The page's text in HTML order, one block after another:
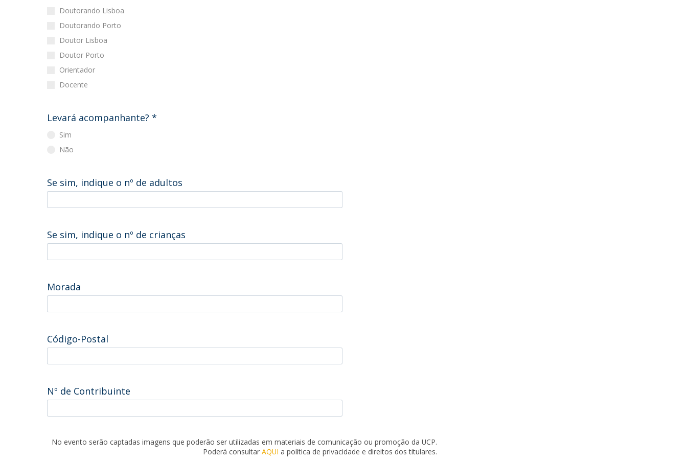
Doutorando Lisboa
Doutorando Porto
Doutor Lisboa
Doutor Porto
Orientador
Docente
Levará acompanhante? *
Sim
Não
Se sim, indique o nº de adultos
Se sim, indique o nº de crianças
Morada
Código-Postal
Nº de Contribuinte
No evento serão captadas imagens que poderão ser utilizadas em materiais de comunicação ou promoção da UCP.
Poderá consultarAQUIa política de privacidade e direitos dos titulares.